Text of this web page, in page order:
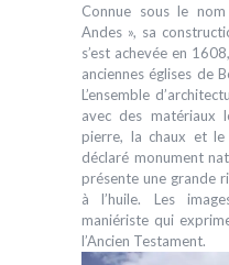
Connue sous le
Andes », sa
s’est achevée en
anciennes églises de
L’ensemble
avec des matériaux
pierre, la chaux et
déclaré monument
présente une grande
à l’huile. Les
maniériste qui
l’Ancien Testament.